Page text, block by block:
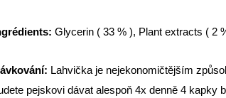
Glycerin ( 33 % ), Plant extracts ( 2
Lahvička je nejekonomičtějším
pejskovi dávat alespoň 4x denně 4